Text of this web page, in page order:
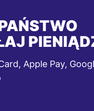
Apple Pay,